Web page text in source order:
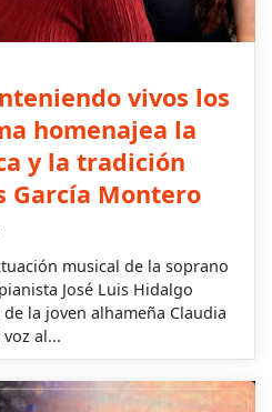
vivos los
homenajea la
y la tradición
García Montero
musical de la soprano
José Luis Hidalgo
la joven alhameña Claudia
al...